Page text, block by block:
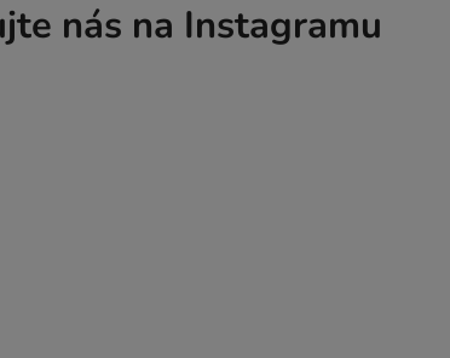
nás na Instagramu